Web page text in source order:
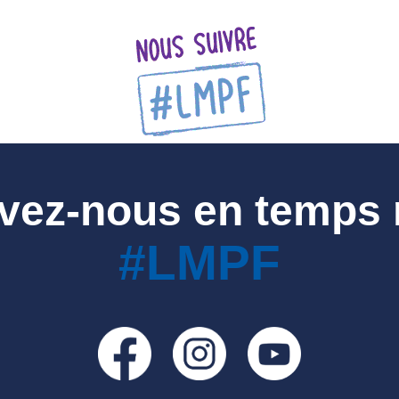
nous en temps
#LMPF